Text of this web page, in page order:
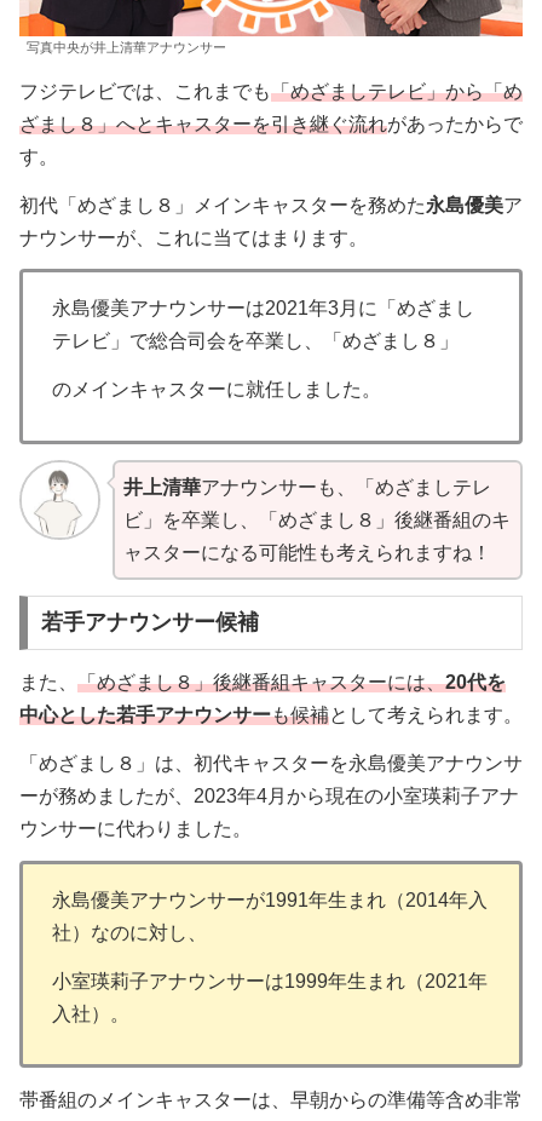
写真中央が井上清華アナウンサー
フジテレビでは、これまでも「めざましテレビ」から「め
ざまし８」へとキャスターを引き継ぐ流れがあったからで
す。
初代「めざまし８」メインキャスターを務めた永島優美ア
ナウンサーが、これに当てはまります。
永島優美アナウンサーは2021年3月に「めざまし
テレビ」で総合司会を卒業し、「めざまし８」
のメインキャスターに就任しました。
井上清華アナウンサーも、「めざましテレ
ビ」を卒業し、「めざまし８」後継番組のキ
ャスターになる可能性も考えられますね！
若手アナウンサー候補
また、 「めざまし８」後継番組キャスターには、20代を
中心とした若手アナウンサーも候補として考えられます。
「めざまし８」は、初代キャスターを永島優美アナウンサ
ーが務めましたが、2023年4月から現在の小室瑛莉子アナ
ウンサーに代わりました。
永島優美アナウンサーが1991年生まれ（2014年入
社）なのに対し、
小室瑛莉子アナウンサーは1999年生まれ（2021年
入社）。
帯番組のメインキャスターは、早朝からの準備等含め非常